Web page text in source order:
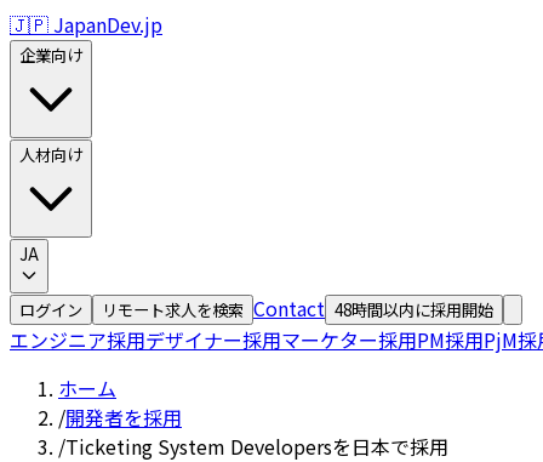
🇯🇵 JapanDev.jp
企業向け
人材向け
JA
ログイン リモート求人を検索 Contact 48時間以内に採用開始
エンジニア採用デザイナー採用マーケター採用PM採用PjM採
ホーム
/開発者を採用
/Ticketing System Developersを日本で採用